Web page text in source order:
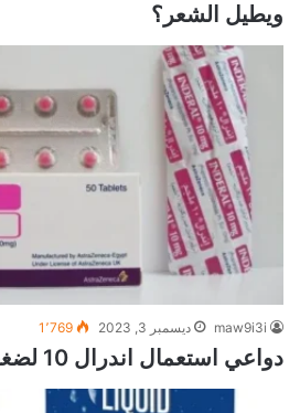
ويطيل الشعر؟
maw9i3i ديسمبر 3, 2023 1٬769
دواعي استعمال اندرال 10 لضغط الدم والقلب